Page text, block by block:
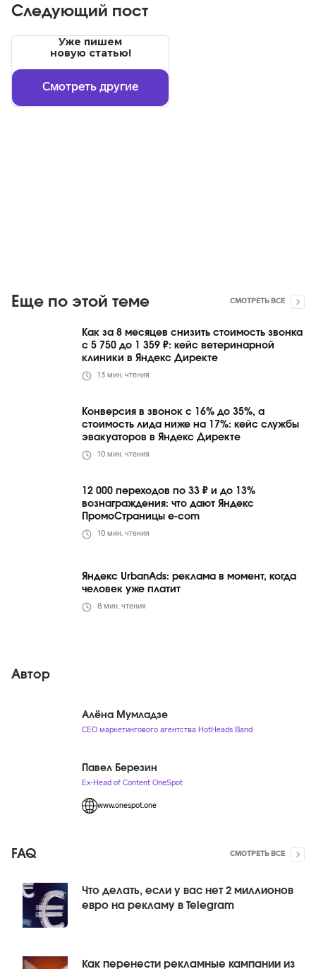
Следующий пост
Уже пишем
новую статью!
Смотреть другие
Еще по этой теме СМОТРЕТЬ ВСЕ
Как за 8 месяцев снизить стоимость звонка
с 5 750 до 1 359 ₽: кейс ветеринарной
клиники в Яндекс Директе
13 мин. чтения
Конверсия в звонок с 16% до 35%, а
стоимость лида ниже на 17%: кейс службы
эвакуаторов в Яндекс Директе
10 мин. чтения
12 000 переходов по 33 ₽ и до 13%
вознаграждения: что дают Яндекс
ПромоСтраницы e-com
10 мин. чтения
Яндекс UrbanAds: реклама в момент, когда
человек уже платит
8 мин. чтения
Автор
Алёна Мумладзе
CEO маркетингового агентства HotHeads Band
Павел Березин
Ex-Head of Content OneSpot
www.onespot.one
FAQ СМОТРЕТЬ ВСЕ
Что делать, если у вас нет 2 миллионов
евро на рекламу в Telegram
Как перенести рекламные кампании из